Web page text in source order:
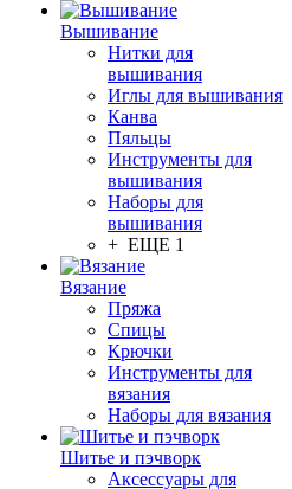
Вышивание
Нитки для
вышивания
Иглы для вышивания
Канва
Пяльцы
Инструменты для
вышивания
Наборы для
вышивания
+ ЕЩЕ 1
Вязание
Пряжа
Спицы
Крючки
Инструменты для
вязания
Наборы для вязания
Шитье и пэчворк
Аксессуары для